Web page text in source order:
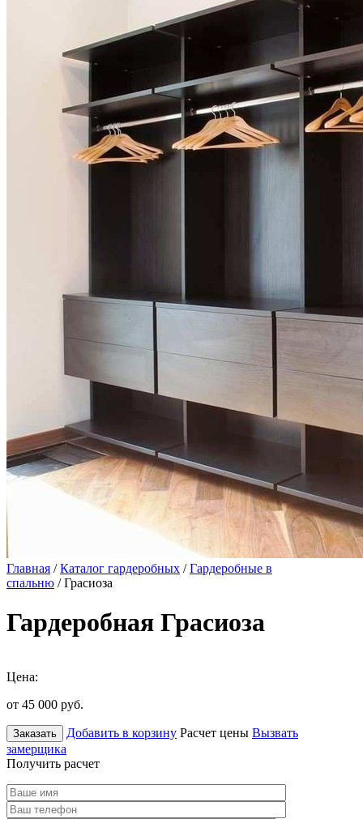
Главная /Каталог гардеробных /Гардеробные в
спальню / Грасиоза
Гардеробная Грасиоза
Цена:
от 45 000 руб.
Заказать Добавить в корзину Расчет цены Вызвать
замерщика
Получить расчет